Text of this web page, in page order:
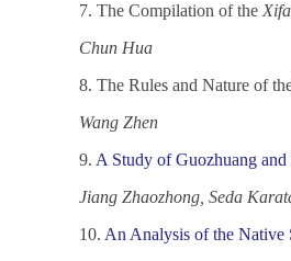
7. The Compilation of the
Chun Hua
8. The Rules and Nature of
Wang Zhen
9. A Study of Guozhuang
Jiang Zhaozhong, Seda
10. An Analysis of the